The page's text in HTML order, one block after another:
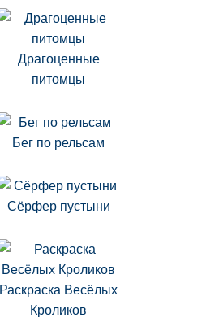
Драгоценные
питомцы
Бег по рельсам
Сёрфер пустыни
Раскраска Весёлых
Кроликов